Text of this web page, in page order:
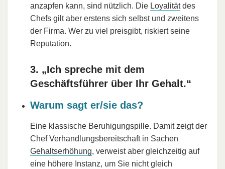
anzapfen kann, sind nützlich. Die Loyalitätdes
Chefs gilt aber erstens sich selbst und zweitens
der Firma. Wer zu viel preisgibt, riskiert seine
Reputation.
3. „Ich spreche mit dem
Geschäftsführer über Ihr Gehalt.“
Warum sagt er/sie das?
Eine klassische Beruhigungspille. Damit zeigt der
Chef Verhandlungsbereitschaft in Sachen
Gehaltserhöhung, verweist aber gleichzeitig auf
eine höhere Instanz, um Sie nicht gleich